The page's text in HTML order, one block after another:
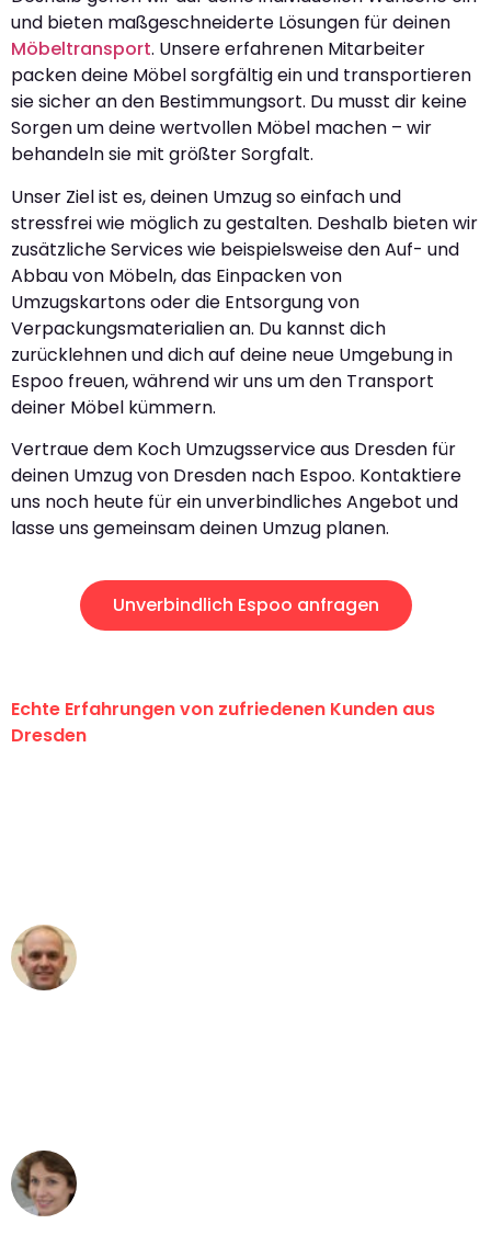
und bieten maßgeschneiderte Lösungen für deinen
Möbeltransport. Unsere erfahrenen Mitarbeiter
packen deine Möbel sorgfältig ein und transportieren
sie sicher an den Bestimmungsort. Du musst dir keine
Sorgen um deine wertvollen Möbel machen – wir
behandeln sie mit größter Sorgfalt.
Unser Ziel ist es, deinen Umzug so einfach und
stressfrei wie möglich zu gestalten. Deshalb bieten wir
zusätzliche Services wie beispielsweise den Auf- und
Abbau von Möbeln, das Einpacken von
Umzugskartons oder die Entsorgung von
Verpackungsmaterialien an. Du kannst dich
zurücklehnen und dich auf deine neue Umgebung in
Espoo freuen, während wir uns um den Transport
deiner Möbel kümmern.
Vertraue dem Koch Umzugsservice aus Dresden für
deinen Umzug von Dresden nach Espoo. Kontaktiere
uns noch heute für ein unverbindliches Angebot und
lasse uns gemeinsam deinen Umzug planen.
Unverbindlich Espoo anfragen
Echte Erfahrungen von zufriedenen Kunden aus
Dresden